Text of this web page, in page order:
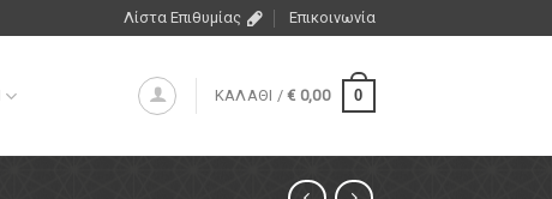
Λίστα Επιθυμίας Επικοινωνία
ΚΑΛΑΘΙ /€ 0,00 0